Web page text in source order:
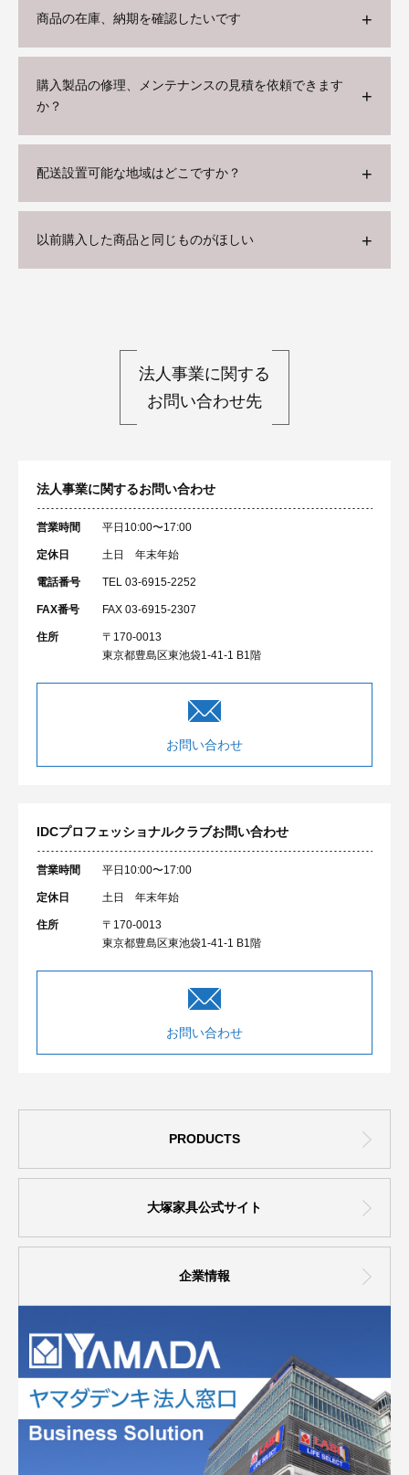
商品の在庫、納期を確認したいです
購入製品の修理、メンテナンスの見積を依頼できます
か？
配送設置可能な地域はどこですか？
以前購入した商品と同じものがほしい
法人事業に関する
お問い合わせ先
法人事業に関するお問い合わせ
営業時間 平日10:00〜17:00
定休日 土日 年末年始
電話番号 TEL 03-6915-2252
FAX番号 FAX 03-6915-2307
住所
〒170-0013
東京都豊島区東池袋1-41-1 B1階
お問い合わせ
IDCプロフェッショナルクラブお問い合わせ
営業時間 平日10:00〜17:00
定休日 土日 年末年始
住所
〒170-0013
東京都豊島区東池袋1-41-1 B1階
お問い合わせ
PRODUCTS
大塚家具公式サイト
企業情報